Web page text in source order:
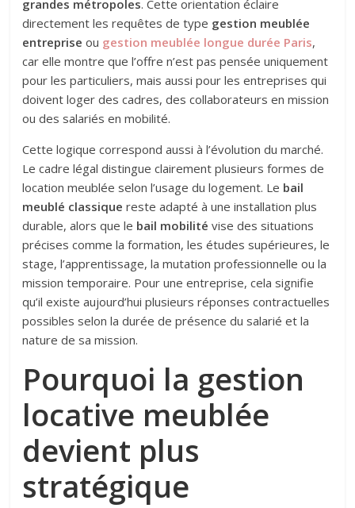
grandes métropoles. Cette orientation éclaire
directement les requêtes de type gestion meublée
entreprise ou gestion meublée longue durée Paris,
car elle montre que l’offre n’est pas pensée uniquement
pour les particuliers, mais aussi pour les entreprises qui
doivent loger des cadres, des collaborateurs en mission
ou des salariés en mobilité.
Cette logique correspond aussi à l’évolution du marché.
Le cadre légal distingue clairement plusieurs formes de
location meublée selon l’usage du logement. Le bail
meublé classique reste adapté à une installation plus
durable, alors que le bail mobilité vise des situations
précises comme la formation, les études supérieures, le
stage, l’apprentissage, la mutation professionnelle ou la
mission temporaire. Pour une entreprise, cela signifie
qu’il existe aujourd’hui plusieurs réponses contractuelles
possibles selon la durée de présence du salarié et la
nature de sa mission.
Pourquoi la gestion
locative meublée
devient plus
stratégique